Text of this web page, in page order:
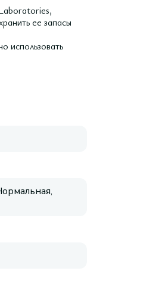
ее запасы
использовать